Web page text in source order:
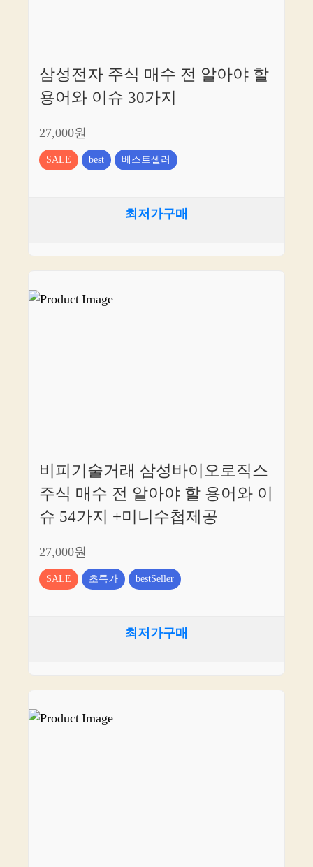
삼성전자 주식 매수 전 알아야 할
용어와 이슈 30가지
27,000원
SALE best 베스트셀러
최저가구매
비피기술거래 삼성바이오로직스
주식 매수 전 알아야 할 용어와 이
슈 54가지 +미니수첩제공
27,000원
SALE 초특가 bestSeller
최저가구매